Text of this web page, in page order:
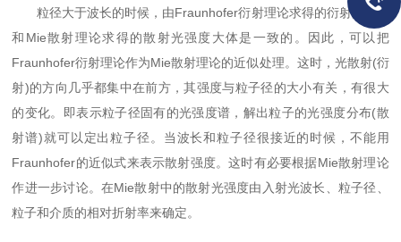
粒径大于波长的时候，由Fraunhofer衍射理论求得的衍射光强度
和Mie散射理论求得的散射光强度大体是一致的。因此，可以把
Fraunhofer衍射理论作为Mie散射理论的近似处理。这时，光散射(衍
射)的方向几乎都集中在前方，其强度与粒子径的大小有关，有很大
的变化。即表示粒子径固有的光强度谱，解出粒子的光强度分布(散
射谱)就可以定出粒子径。当波长和粒子径很接近的时候，不能用
Fraunhofer的近似式来表示散射强度。这时有必要根据Mie散射理论
作进一步讨论。在Mie散射中的散射光强度由入射光波长、粒子径、
粒子和介质的相对折射率来确定。